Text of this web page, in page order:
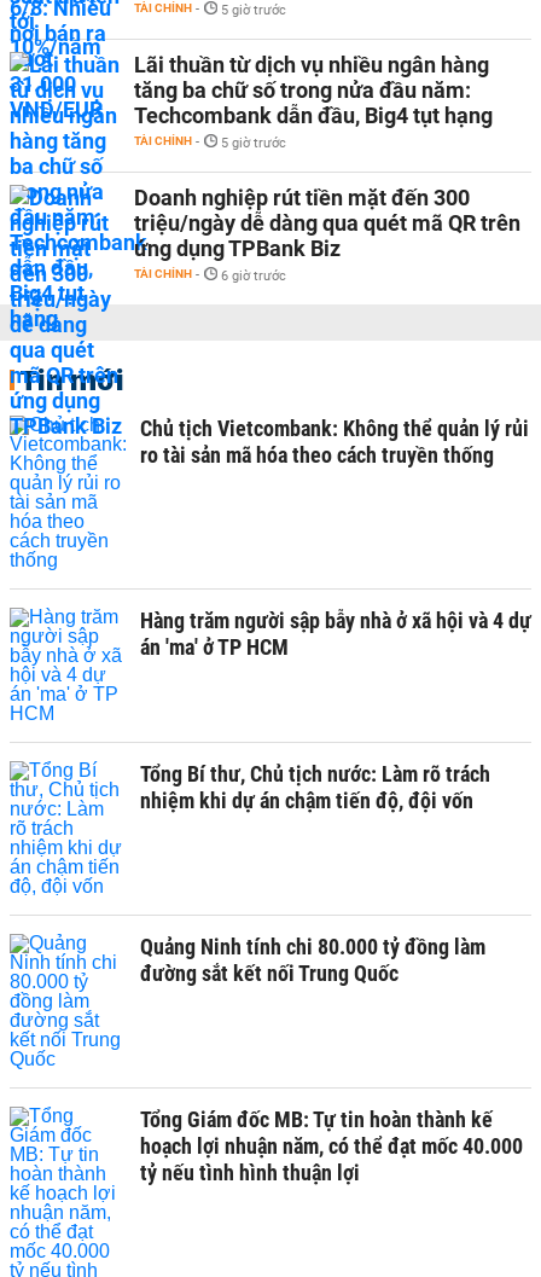
TÀI CHÍNH - 5 giờ trước
Lãi thuần từ dịch vụ nhiều ngân hàng
tăng ba chữ số trong nửa đầu năm:
Techcombank dẫn đầu, Big4 tụt hạng
TÀI CHÍNH - 5 giờ trước
Doanh nghiệp rút tiền mặt đến 300
triệu/ngày dễ dàng qua quét mã QR trên
ứng dụng TPBank Biz
TÀI CHÍNH - 6 giờ trước
Tin mới
Chủ tịch Vietcombank: Không thể quản lý rủi
ro tài sản mã hóa theo cách truyền thống
Hàng trăm người sập bẫy nhà ở xã hội và 4 dự
án 'ma' ở TP HCM
Tổng Bí thư, Chủ tịch nước: Làm rõ trách
nhiệm khi dự án chậm tiến độ, đội vốn
Quảng Ninh tính chi 80.000 tỷ đồng làm
đường sắt kết nối Trung Quốc
Tổng Giám đốc MB: Tự tin hoàn thành kế
hoạch lợi nhuận năm, có thể đạt mốc 40.000
tỷ nếu tình hình thuận lợi